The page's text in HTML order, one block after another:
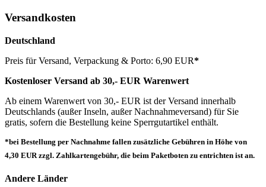
Versandkosten
Deutschland
Preis für Versand, Verpackung & Porto: 6,90 EUR*
Kostenloser Versand ab 30,- EUR Warenwert
Ab einem Warenwert von 30,- EUR ist der Versand innerhalb
Deutschlands (außer Inseln, außer Nachnahmeversand) für Sie
gratis, sofern die Bestellung keine Sperrgutartikel enthält.
*bei Bestellung per Nachnahme fallen zusätzliche Gebühren in Höhe von
4,30 EUR zzgl. Zahlkartengebühr, die beim Paketboten zu entrichten ist an.
Andere Länder